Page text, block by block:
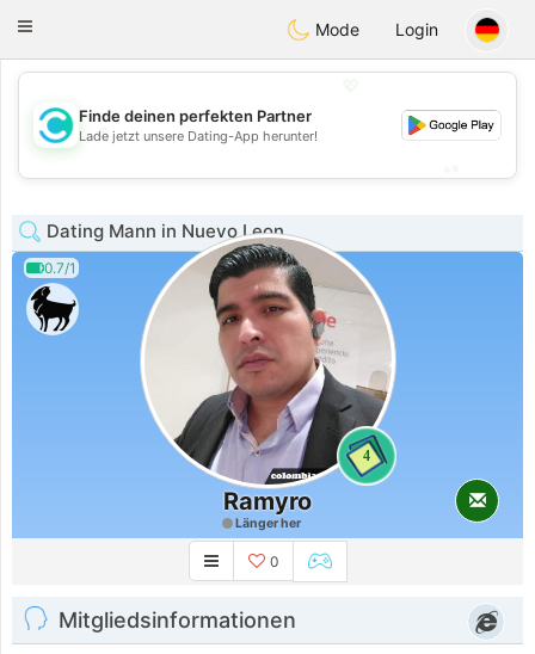
olombiaCitas
Toggle
Mode Login
💖
💕
Finde deinen perfekten Partner
Lade jetzt unsere Dating-App herunter!
Dating Mann in Nuevo Leon
0.7/1
4
Ramyro
Länger her
0
Mitgliedsinformationen